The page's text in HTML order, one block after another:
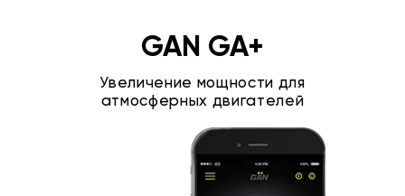
GAN GA+
Увеличение мощности для
атмосферных двигателей